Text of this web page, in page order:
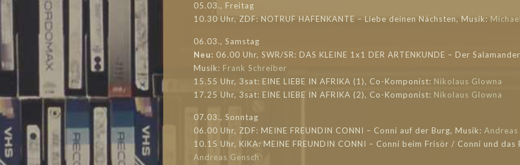
05.03., Freitag
10.30 Uhr, ZDF: NOTRUF HAFENKANTE – Liebe deinen Nächsten, Musik:
06.03., Samstag
Neu: 06.00 Uhr, SWR/SR: DAS KLEINE 1x1 DER ARTENKUNDE – Der
Musik: Frank Schreiber
15.55 Uhr, 3sat: EINE LIEBE IN AFRIKA (1), Co-Komponist: Nikolaus Glowna
17.25 Uhr, 3sat: EINE LIEBE IN AFRIKA (2), Co-Komponist: Nikolaus Glowna
07.03., Sonntag
06.00 Uhr, ZDF: MEINE FREUNDIN CONNI – Conni auf der Burg, Musik: Andreas
10.15 Uhr, KiKA: MEINE FREUNDIN CONNI – Conni beim Frisör / Conni und
Andreas Gensch